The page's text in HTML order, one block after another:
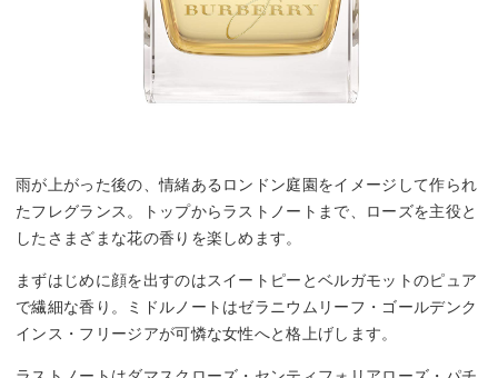
雨が上がった後の、情緒あるロンドン庭園をイメージして作られ
たフレグランス。トップからラストノートまで、ローズを主役と
したさまざまな花の香りを楽しめます。
まずはじめに顔を出すのはスイートピーとベルガモットのピュア
で繊細な香り。ミドルノートはゼラニウムリーフ・ゴールデンク
インス・フリージアが可憐な女性へと格上げします。